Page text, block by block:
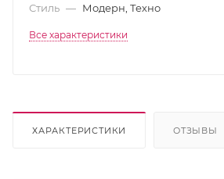
Стиль — Модерн, Техно
Все характеристики
ХАРАКТЕРИСТИКИ ОТЗЫВЫ